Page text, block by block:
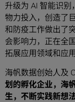
升级为 AI 智能识
物力投入，创造了
和防疫工作做出了
会影响力，正在全
拓展应用领域和应
海帆数据创始人及
划的孵化企业，海
生，不断实践新想